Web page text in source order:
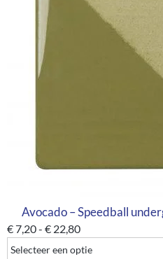
Avocado – Speedball
€7,20- € 22,80